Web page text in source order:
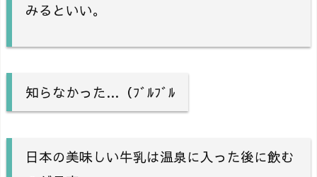
みるといい。
知らなかった…（ﾌﾞﾙﾌﾞﾙ
日本の美味しい牛乳は温泉に入った後に飲む